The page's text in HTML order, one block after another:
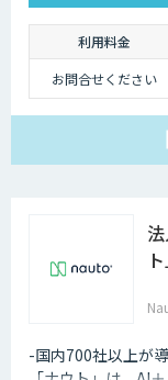
利用料金
お問合せください
ト
-国内700社以上が